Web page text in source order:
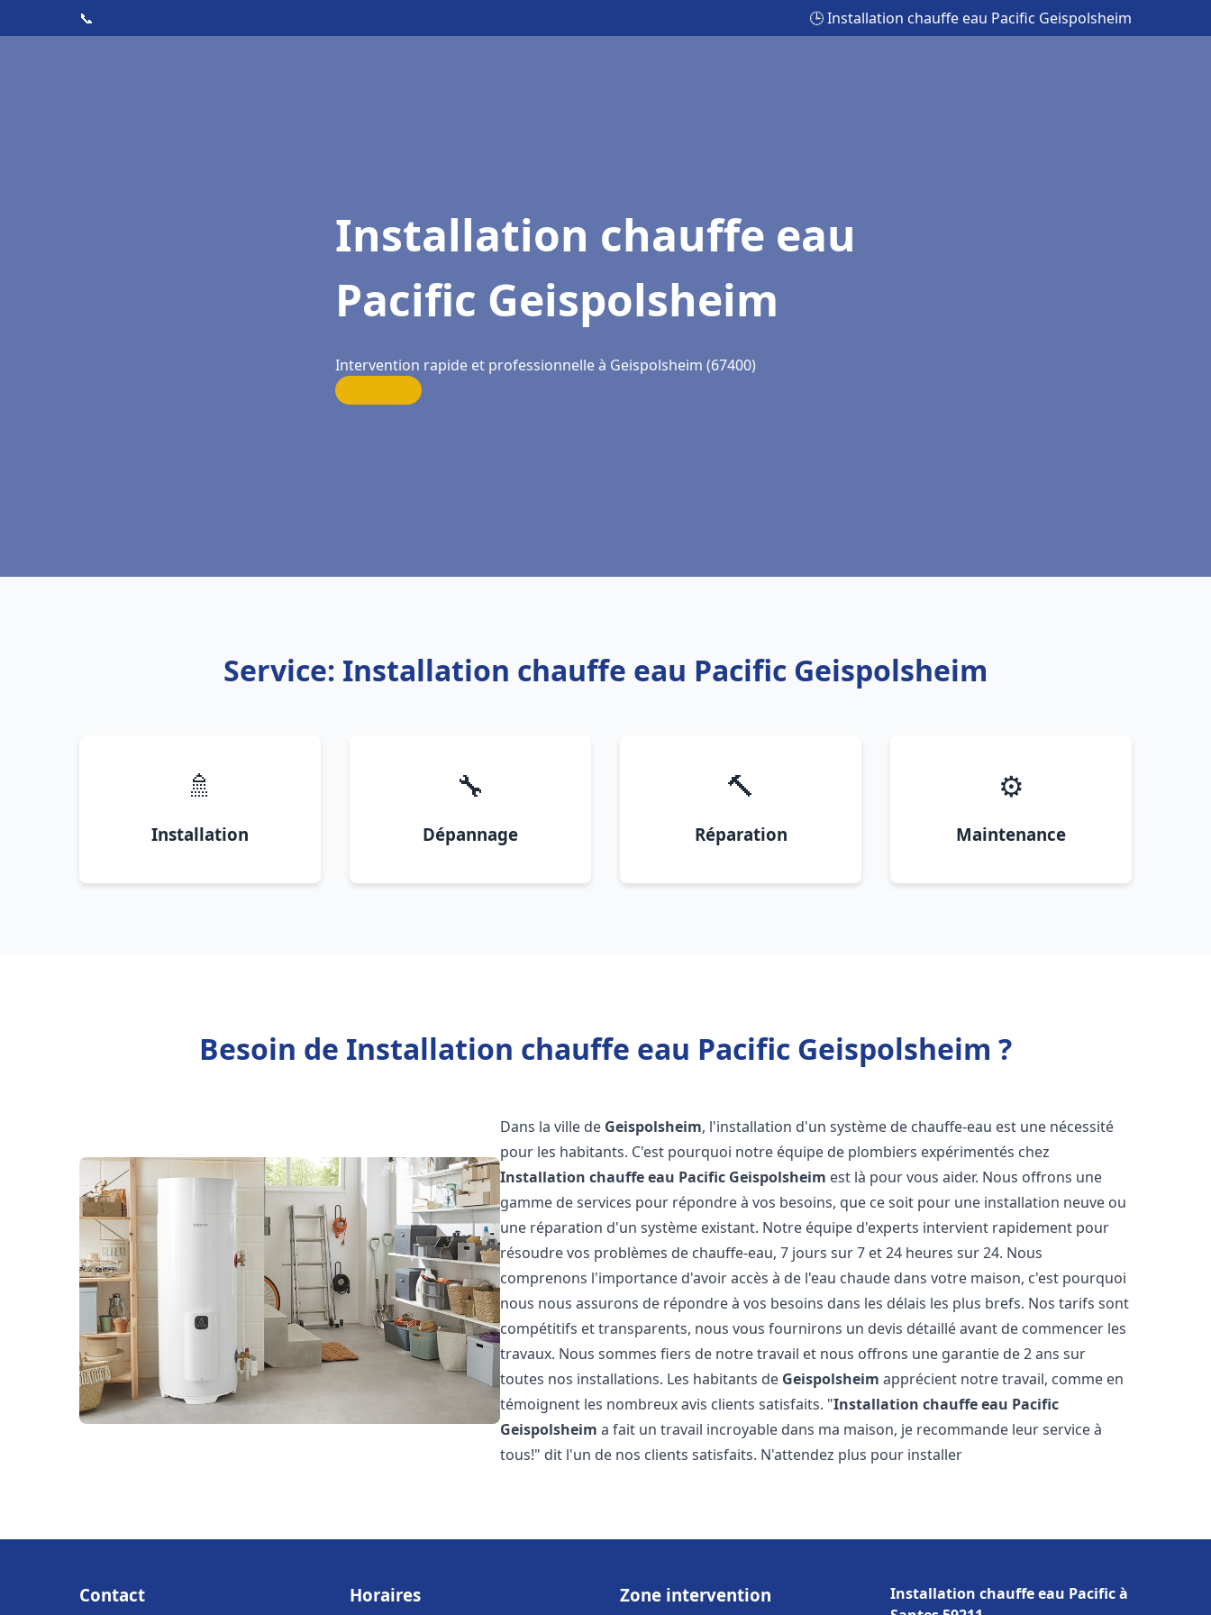
📞 🕒 Installation chauffe eau Pacific Geispolsheim
Installation chauffe eau
Pacific Geispolsheim
Intervention rapide et professionnelle à Geispolsheim (67400)
Service: Installation chauffe eau Pacific Geispolsheim
🚿
Installation
🔧
Dépannage
🔨
Réparation
⚙️
Maintenance
Besoin de Installation chauffe eau Pacific Geispolsheim ?
Dans la ville de Geispolsheim, l'installation d'un système de chauffe-eau est une nécessité
pour les habitants. C'est pourquoi notre équipe de plombiers expérimentés chez
Installation chauffe eau Pacific Geispolsheim est là pour vous aider. Nous offrons une
gamme de services pour répondre à vos besoins, que ce soit pour une installation neuve ou
une réparation d'un système existant. Notre équipe d'experts intervient rapidement pour
résoudre vos problèmes de chauffe-eau, 7 jours sur 7 et 24 heures sur 24. Nous
comprenons l'importance d'avoir accès à de l'eau chaude dans votre maison, c'est pourquoi
nous nous assurons de répondre à vos besoins dans les délais les plus brefs. Nos tarifs sont
compétitifs et transparents, nous vous fournirons un devis détaillé avant de commencer les
travaux. Nous sommes fiers de notre travail et nous offrons une garantie de 2 ans sur
toutes nos installations. Les habitants de Geispolsheim apprécient notre travail, comme en
témoignent les nombreux avis clients satisfaits. "Installation chauffe eau Pacific
Geispolsheim a fait un travail incroyable dans ma maison, je recommande leur service à
tous!" dit l'un de nos clients satisfaits. N'attendez plus pour installer
Contact Horaires Zone intervention
Installation chauffe eau Pacific à